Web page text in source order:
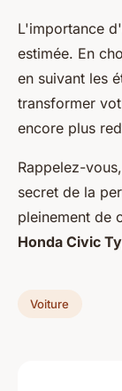
L'importance
estimée. En
en suivant les
transformer
encore plus
Rappelez-
secret de la
pleinement de
Honda Civic
Voiture